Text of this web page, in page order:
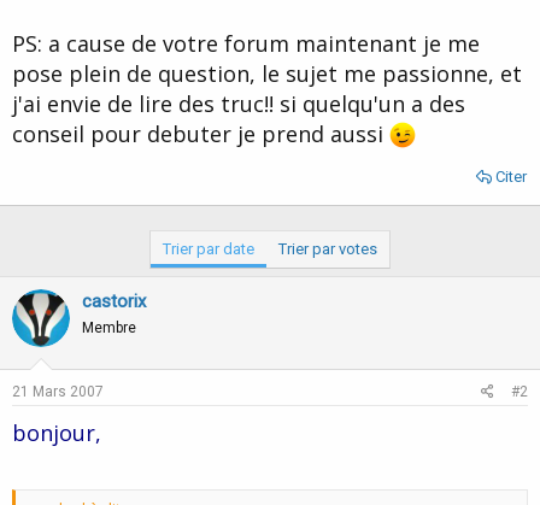
PS: a cause de votre forum maintenant je me
pose plein de question, le sujet me passionne, et
j'ai envie de lire des truc!! si quelqu'un a des
conseil pour debuter je prend aussi
Citer
Trier par date Trier par votes
castorix
Membre
21 Mars 2007 #2
bonjour,